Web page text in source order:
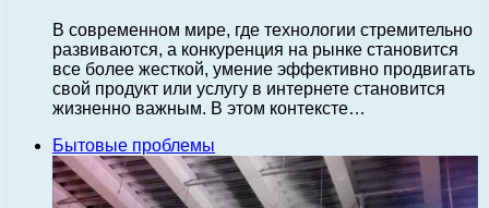
В современном мире, где технологии стремительно
развиваются, а конкуренция на рынке становится
все более жесткой, умение эффективно продвигать
свой продукт или услугу в интернете становится
жизненно важным. В этом контексте…
Бытовые проблемы